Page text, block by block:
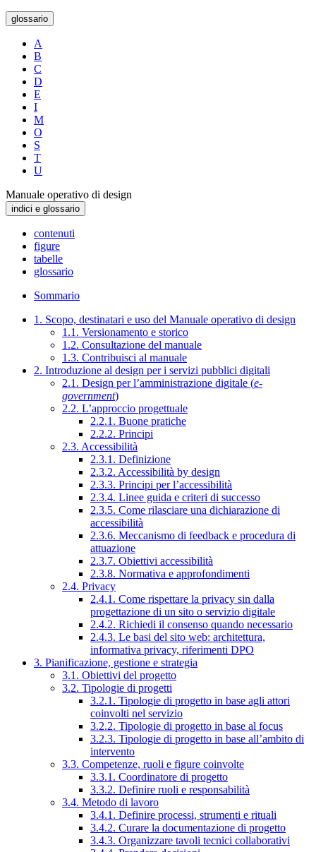
glossario
A
B
C
D
E
I
M
O
S
T
U
Manuale operativo di design
indici e glossario
contenuti
figure
tabelle
glossario
Sommario
1. Scopo, destinatari e uso del Manuale operativo di design
1.1. Versionamento e storico
1.2. Consultazione del manuale
1.3. Contribuisci al manuale
2. Introduzione al design per i servizi pubblici digitali
2.1. Design per l’amministrazione digitale (e-
government)
2.2. L’approccio progettuale
2.2.1. Buone pratiche
2.2.2. Principi
2.3. Accessibilità
2.3.1. Definizione
2.3.2. Accessibilità by design
2.3.3. Principi per l’accessibilità
2.3.4. Linee guida e criteri di successo
2.3.5. Come rilasciare una dichiarazione di
accessibilità
2.3.6. Meccanismo di feedback e procedura di
attuazione
2.3.7. Obiettivi accessibilità
2.3.8. Normativa e approfondimenti
2.4. Privacy
2.4.1. Come rispettare la privacy sin dalla
progettazione di un sito o servizio digitale
2.4.2. Richiedi il consenso quando necessario
2.4.3. Le basi del sito web: architettura,
informativa privacy, riferimenti DPO
3. Pianificazione, gestione e strategia
3.1. Obiettivi del progetto
3.2. Tipologie di progetti
3.2.1. Tipologie di progetto in base agli attori
coinvolti nel servizio
3.2.2. Tipologie di progetto in base al focus
3.2.3. Tipologie di progetto in base all’ambito di
intervento
3.3. Competenze, ruoli e figure coinvolte
3.3.1. Coordinatore di progetto
3.3.2. Definire ruoli e responsabilità
3.4. Metodo di lavoro
3.4.1. Definire processi, strumenti e rituali
3.4.2. Curare la documentazione di progetto
3.4.3. Organizzare tavoli tecnici collaborativi